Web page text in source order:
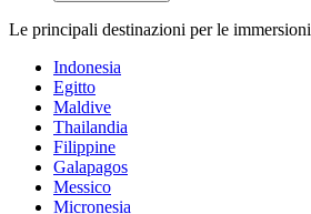
Le principali destinazioni per le immersioni
Indonesia
Egitto
Maldive
Thailandia
Filippine
Galapagos
Messico
Micronesia